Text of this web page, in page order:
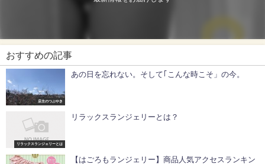
おすすめの記事
店主のつぶやき
あの日を忘れない。そして｢こんな時こそ」の今。
リラックスランジェリーとは
リラックスランジェリーとは？
【はごろもランジェリー】商品人気アクセスランキン